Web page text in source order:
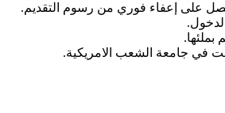
على إعفاء فوري من رسوم التقديم.
في جامعة الشعب الامريكية.